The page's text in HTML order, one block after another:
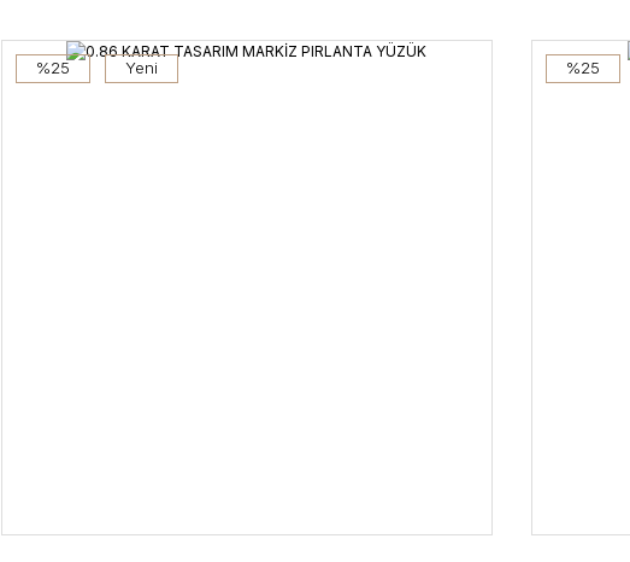
%25 Yeni %25